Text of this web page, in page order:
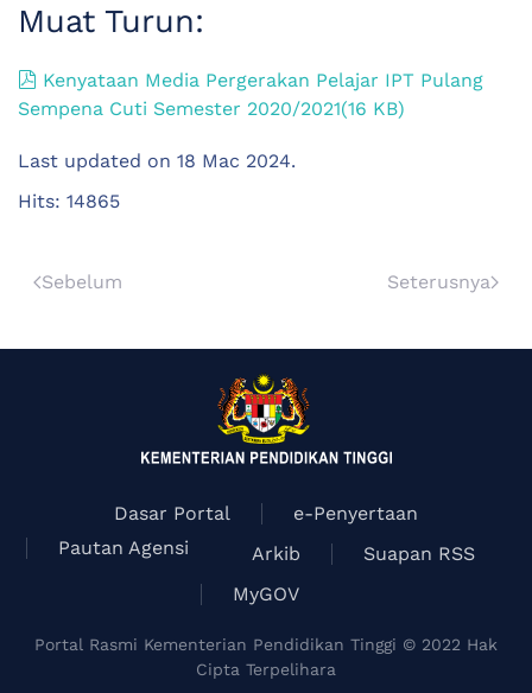
Muat Turun:
pdf
Kenyataan Media Pergerakan Pelajar IPT Pulang
Sempena Cuti Semester 2020/2021(16 KB)
Last updated on 18 Mac 2024.
Hits: 14865
Sebelum Seterusnya
Dasar Portal
e-Penyertaan
Pautan Agensi
Arkib
Suapan RSS
MyGOV
Portal Rasmi Kementerian Pendidikan Tinggi © 2022 Hak
Cipta Terpelihara